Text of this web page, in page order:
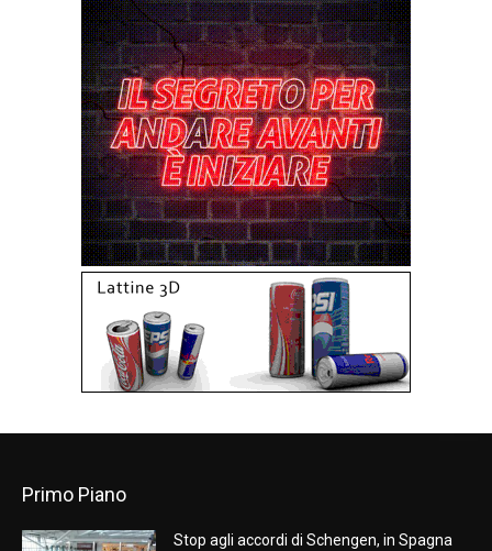
Primo Piano
Stop agli accordi di Schengen, in Spagna